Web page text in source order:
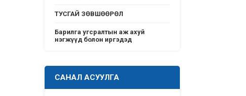
ТУСГАЙ ЗӨВШӨӨРӨЛ
Барилга угсралтын аж ахуй
нэгжүүд болон иргэдэд
САНАЛ АСУУЛГА